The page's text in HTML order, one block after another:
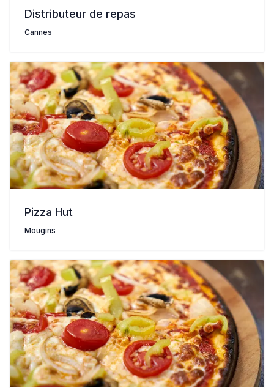
Distributeur de repas
Cannes
Pizza Hut
Mougins